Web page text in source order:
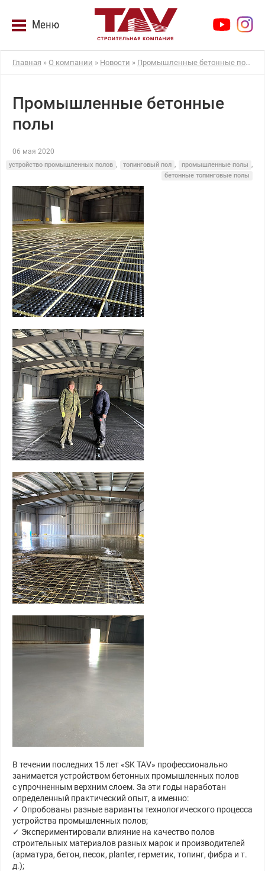
Меню
Главная » О компании » Новости » Промышленные бетонные полы
Промышленные бетонные
полы
06 мая 2020
устройство промышленных полов , топинговый пол , промышленные полы ,
бетонные топинговые полы
В течении последних 15 лет «SK ТАV» профессионально
занимается устройством бетонных промышленных полов
с упрочненным верхним слоем. За эти годы наработан
определенный практический опыт, а именно:
✓ Опробованы разные варианты технологического процесса
устройства промышленных полов;
✓ Экспериментировали влияние на качество полов
строительных материалов разных марок и производителей
(арматура, бетон, песок, planter, герметик, топинг, фибра и т.
д.);